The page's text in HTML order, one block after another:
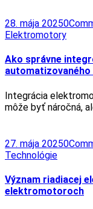
28. mája 20250
Elektromotory
Ako správne
Integrácia
môže byť náročná,
27. mája 20250
Technológie
Význam riadiacej
elektromotoroch